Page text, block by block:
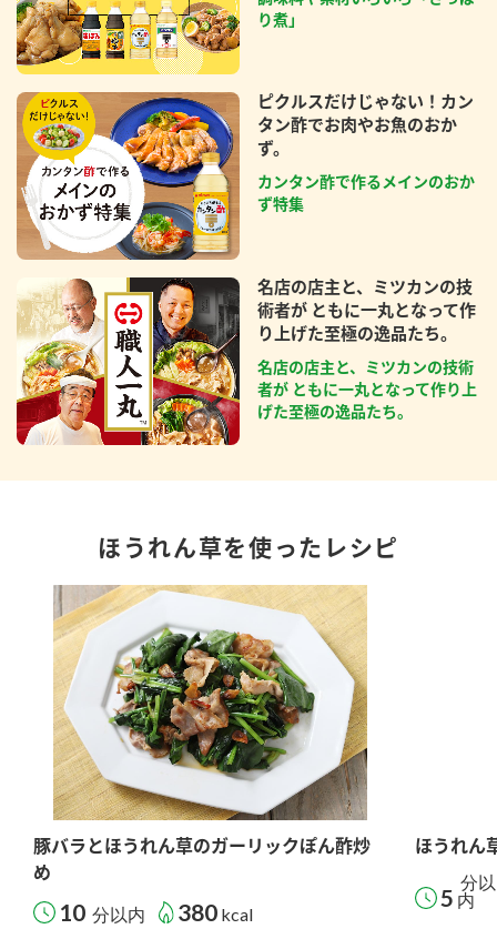
り煮」
ピクルスだけじゃない！カン
タン酢でお肉やお魚のおか
ず。
カンタン酢で作るメインのおか
ず特集
名店の店主と、ミツカンの技
術者が ともに一丸となって作
り上げた至極の逸品たち。
名店の店主と、ミツカンの技術
者が ともに一丸となって作り上
げた至極の逸品たち。
ほうれん草を使ったレシピ
豚バラとほうれん草のガーリックぽん酢炒
め
10 分以内 380 kcal
ほうれん
5
分以
内